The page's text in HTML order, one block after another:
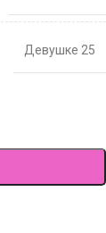
Девушке 25